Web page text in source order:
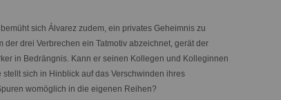
sich Álvarez zudem, ein privates Geheimnis zu
der drei Verbrechen ein Tatmotiv abzeichnet, gerät der
in Bedrängnis. Kann er seinen Kollegen und Kolleginnen
sich in Hinblick auf das Verschwinden ihres
womöglich in die eigenen Reihen?